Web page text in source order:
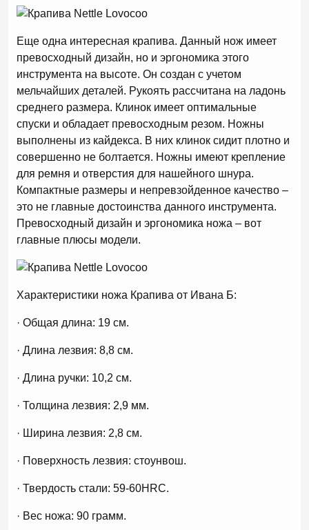
Еще одна интересная крапива. Данный нож имеет
превосходный дизайн, но и эргономика этого
инструмента на высоте. Он создан с учетом
мельчайших деталей. Рукоять рассчитана на ладонь
среднего размера. Клинок имеет оптимальные
спуски и обладает превосходным резом. Ножны
выполнены из кайдекса. В них клинок сидит плотно и
совершенно не болтается. Ножны имеют крепление
для ремня и отверстия для нашейного шнура.
Компактные размеры и непревзойденное качество –
это не главные достоинства данного инструмента.
Превосходный дизайн и эргономика ножа – вот
главные плюсы модели.
Характеристики ножа Крапива от Ивана Б:
· Общая длина: 19 см.
· Длина лезвия: 8,8 см.
· Длина ручки: 10,2 см.
· Толщина лезвия: 2,9 мм.
· Ширина лезвия: 2,8 см.
· Поверхность лезвия: стоунвош.
· Твердость стали: 59-60HRC.
· Вес ножа: 90 грамм.